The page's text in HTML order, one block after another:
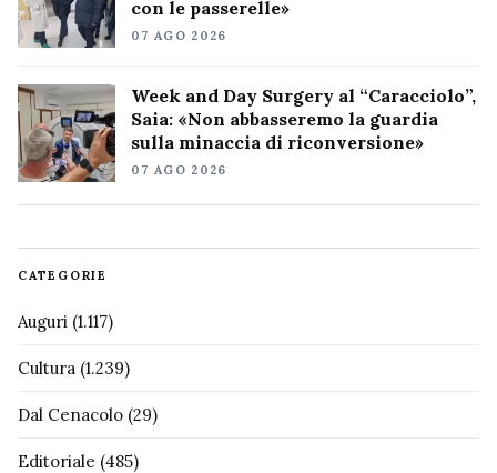
con le passerelle»
07 AGO 2026
Week and Day Surgery al “Caracciolo”,
Saia: «Non abbasseremo la guardia
sulla minaccia di riconversione»
07 AGO 2026
CATEGORIE
Auguri (1.117)
Cultura (1.239)
Dal Cenacolo (29)
Editoriale (485)